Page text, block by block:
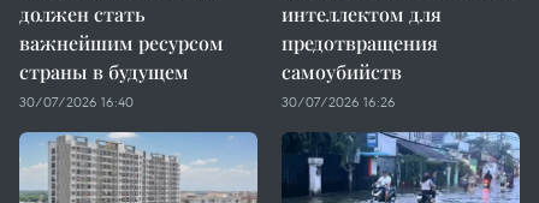
должен стать
важнейшим ресурсом
страны в будущем
30/07/2026 16:40
интеллектом для
предотвращения
самоубийств
30/07/2026 16:26